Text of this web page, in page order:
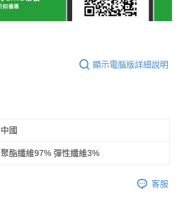
顯示電腦版詳細說明
中國
聚酯纖維97% 彈性纖維3%
客服